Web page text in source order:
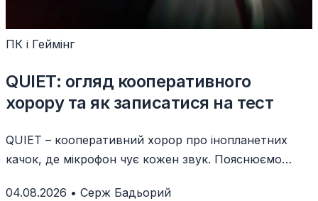
ПК і Геймінг
QUIET: огляд кооперативного
хорору та як записатися на тест
QUIET – кооперативний хорор про інопланетних
качок, де мікрофон чує кожен звук. Пояснюємо
04.08.2026 • Серж Бадьорий